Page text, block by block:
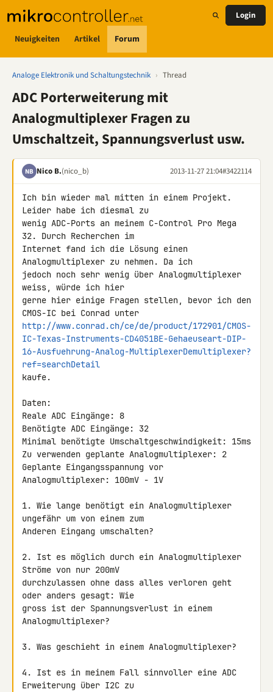
Neuigkeiten Artikel Forum
Login
Analoge Elektronik und Schaltungstechnik › Thread
ADC Porterweiterung mit
Analogmultiplexer Fragen zu
Umschaltzeit, Spannungsverlust usw.
NB Nico B.(nico_b) 2013-11-27 21:04#3422114
Ich bin wieder mal mitten in einem Projekt.
Leider habe ich diesmal zu
wenig ADC-Ports an meinem C-Control Pro Mega
32. Durch Recherchen im
Internet fand ich die Lösung einen
Analogmultiplexer zu nehmen. Da ich
jedoch noch sehr wenig über Analogmultiplexer
weiss, würde ich hier
gerne hier einige Fragen stellen, bevor ich den
http://www.conrad.ch/ce/de/product/172901/CMOS-
IC-Texas-Instruments-CD4051BE-Gehaeuseart-DIP-
16-Ausfuehrung-Analog-MultiplexerDemultiplexer?
ref=searchDetail
kaufe.
Daten:
Reale ADC Eingänge: 8
Benötigte ADC Eingänge: 32
Minimal benötigte Umschaltgeschwindigkeit: 15ms
Zu verwenden geplante Analogmultiplexer: 2
Geplante Eingangsspannung vor
Analogmultiplexer: 100mV - 1V
1. Wie lange benötigt ein Analogmultiplexer
ungefähr um von einem zum
Anderen Eingang umschalten?
2. Ist es möglich durch ein Analogmultiplexer
Ströme von nur 200mV
durchzulassen ohne dass alles verloren geht
oder anders gesagt: Wie
gross ist der Spannungsverlust in einem
Analogmultiplexer?
3. Was geschieht in einem Analogmultiplexer?
4. Ist es in meinem Fall sinnvoller eine ADC
Erweiterung über I2C zu